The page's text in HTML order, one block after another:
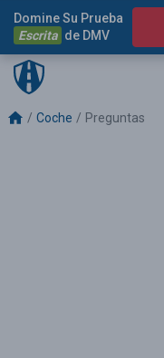
Domine Su Prueba
Escrita de DMV
Coche Preguntas